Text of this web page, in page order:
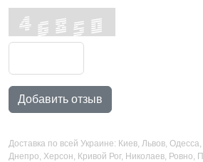
Добавить отзыв
Доставка по всей Украине: Киев, Львов,
Днепро, Херсон, Кривой Рог, Николаев, Ровно,